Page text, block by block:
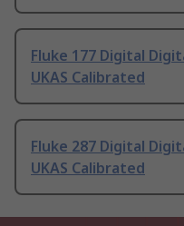
Fluke 177 Digital
UKAS Calibrated
Fluke 287 Digital
UKAS Calibrated